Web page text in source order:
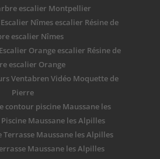
escalier Montpellier
Nîmes escalier Résine de
escalier Nîmes
Orange escalier Résine de
escalier Orange
Ventabren Vidéo Moquette de
Pierre
contour piscine Maussane les
Maussane les Alpilles
Maussane les Alpilles
Maussane les Alpilles